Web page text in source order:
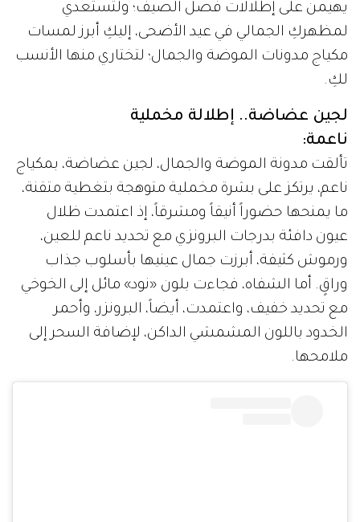
يهيمن على إطلالات فصل الصيف؛ ولتستعدي
لمظهركِ الجمالي في عيد الأضحى، إليكِ أبرز لمسات
مكياج مدونات الموضة والجمال؛ لتختاري منها الأنسب
لكِ.
لجين عضاضة.. إطلالة مخملية
ناعمة:
تألقت مدونة الموضة والجمال، لجين عضاضة، بمكياج
ناعم، يرتكز على بشرة مخملية متوهجة بتغطية متقنة،
ما يمنحها حضوراً أنيقاً ومشرقاً، إذ اعتمدت ظلال
عيون دافئة بدرجات البرونزي مع تحديد ناعم للعين،
ورموش كثيفة، أبرزت جمال عينيها بأسلوب جذاب
وراقٍ. أما الشفاه، فجاءت بلون «نود» مائل إلى الخوخي
مع تحديد خفيف، واعتمدت، أيضاً، البرونزر، وأحمر
الخدود باللون المشمشي الداكن، لإضافة السحر إلى
ملامحها.